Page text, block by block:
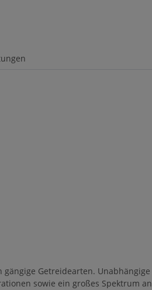
Getreidearten.
sowie ein großes Spektrum